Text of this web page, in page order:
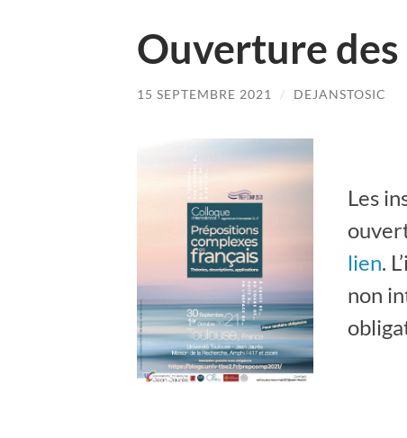
Ouverture
15 SEPTEMBRE 2021 / DEJANSTOSIC
Les
lien.
non